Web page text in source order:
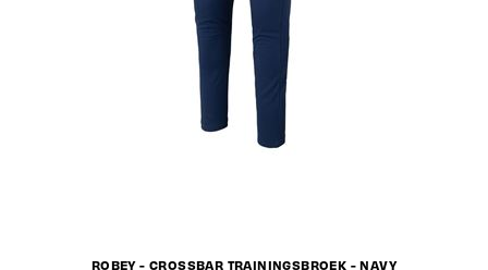
ROBEY - CROSSBAR TRAININGSBROEK - NAVY